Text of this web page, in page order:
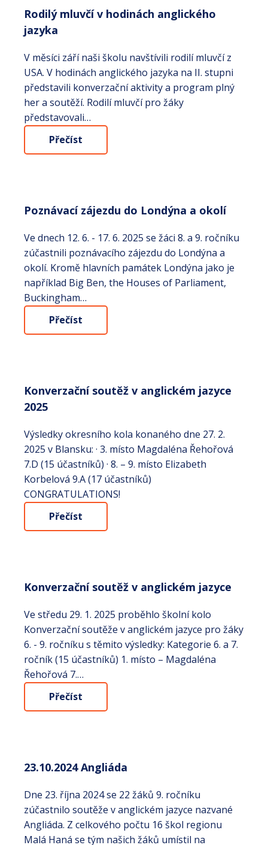
Rodilý mluvčí v hodinách anglického
jazyka
V měsíci září naši školu navštívili rodilí mluvčí z
USA. V hodinách anglického jazyka na II. stupni
představili konverzační aktivity a program plný
her a soutěží. Rodilí mluvčí pro žáky
představovali…
Přečíst
Poznávací zájezdu do Londýna a okolí
Ve dnech 12. 6. - 17. 6. 2025 se žáci 8. a 9. ročníku
zúčastnili poznávacího zájezdu do Londýna a
okolí. Kromě hlavních památek Londýna jako je
například Big Ben, the Houses of Parliament,
Buckingham…
Přečíst
Konverzační soutěž v anglickém jazyce
2025
Výsledky okresního kola konaného dne 27. 2.
2025 v Blansku: · 3. místo Magdaléna Řehořová
7.D (15 účastníků) · 8. – 9. místo Elizabeth
Korbelová 9.A (17 účastníků)
CONGRATULATIONS!
Přečíst
Konverzační soutěž v anglickém jazyce
Ve středu 29. 1. 2025 proběhlo školní kolo
Konverzační soutěže v anglickém jazyce pro žáky
6. - 9. ročníku s těmito výsledky: Kategorie 6. a 7.
ročník (15 účastníků) 1. místo – Magdaléna
Řehořová 7.…
Přečíst
23.10.2024 Angliáda
Dne 23. října 2024 se 22 žáků 9. ročníku
zúčastnilo soutěže v anglickém jazyce nazvané
Angliáda. Z celkového počtu 16 škol regionu
Malá Haná se tým našich žáků umístil na